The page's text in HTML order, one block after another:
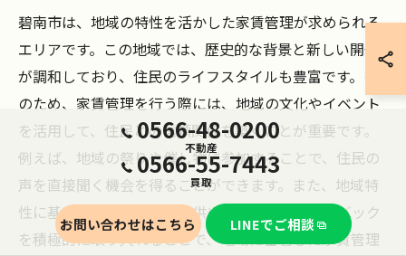
碧南市は、地域の特性を活かした家賃管理が求められる
エリアです。この地域では、歴史的な背景と新しい開発
が調和しており、住民のライフスタイルも豊富です。そ
のため、家賃管理を行う際には、地域の文化やイベント
を活用して、住民との信頼関係を築くことが重要です。
例えば、地域の祭りや催し物に参加することで、住民の
声を直接聞く機会を得ることができます。また、地域特
性に基づいたサービスの提供や、住民のフィードバック
を積極的に取り入れることで、地域に密着した家賃管理
0566-48-0200
不動産
0566-55-7443
買取
お問い合わせはこちら LINEでご相談